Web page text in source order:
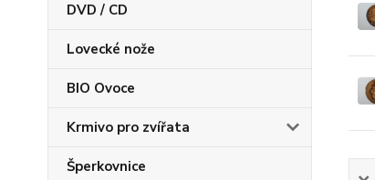
DVD / CD
Lovecké nože
BIO Ovoce
Krmivo pro zvířata
Šperkovnice